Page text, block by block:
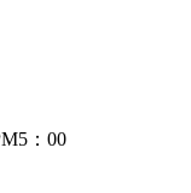
：00